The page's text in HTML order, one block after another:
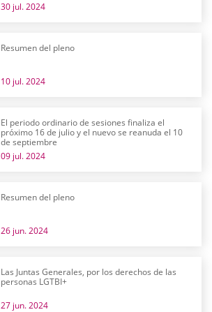
30 jul. 2024
Resumen del pleno
10 jul. 2024
El periodo ordinario de sesiones finaliza el
próximo 16 de julio y el nuevo se reanuda el 10
de septiembre
09 jul. 2024
Resumen del pleno
26 jun. 2024
Las Juntas Generales, por los derechos de las
personas LGTBI+
27 jun. 2024